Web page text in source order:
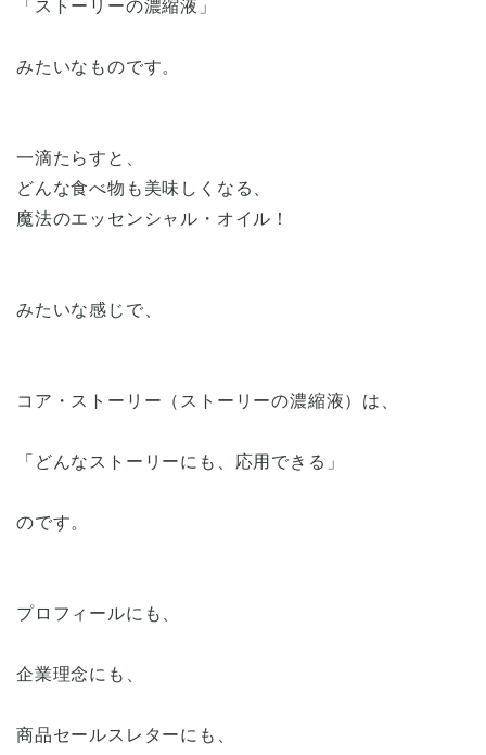
「ストーリーの濃縮液」
みたいなものです。
一滴たらすと、
どんな食べ物も美味しくなる、
魔法のエッセンシャル・オイル！
みたいな感じで、
コア・ストーリー（ストーリーの濃縮液）は、
「どんなストーリーにも、応用できる」
のです。
プロフィールにも、
企業理念にも、
商品セールスレターにも、